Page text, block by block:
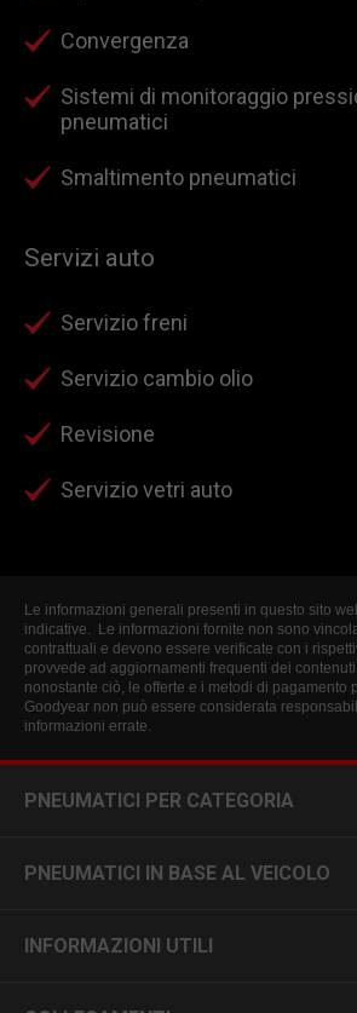
Convergenza
Sistemi di monitoraggio
pneumatici
Smaltimento pneumatici
Servizi auto
Servizio freni
Servizio cambio olio
Revisione
Servizio vetri auto
Le informazioni generali presenti in questo sito
indicative. Le informazioni fornite non sono
contrattuali e devono essere verificate con i
provvede ad aggiornamenti frequenti dei
nonostante ciò, le offerte e i metodi di pagamento
Goodyear non può essere considerata
informazioni errate.
PNEUMATICI PER CATEGORIA
PNEUMATICI IN BASE AL VEICOLO
INFORMAZIONI UTILI